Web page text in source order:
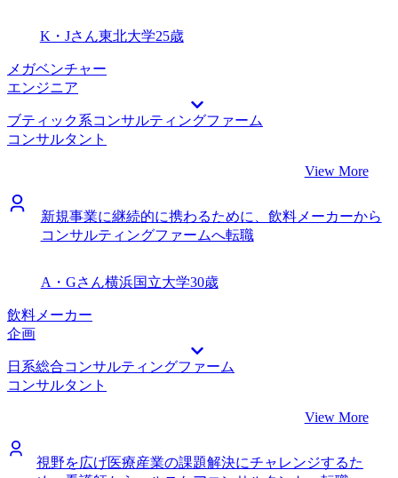
K・Jさん東北大学25歳
メガベンチャー
エンジニア
ブティック系コンサルティングファーム
コンサルタント
View More
新規事業に継続的に携わるために、飲料メーカーから
コンサルティングファームへ転職
A・Gさん横浜国立大学30歳
飲料メーカー
企画
日系総合コンサルティングファーム
コンサルタント
View More
視野を広げ医療産業の課題解決にチャレンジするた